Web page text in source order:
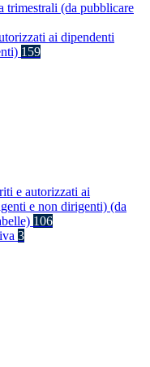
trimestrali (da pubblicare
ai dipendenti
159
e autorizzati ai
e non dirigenti) (da
106
3